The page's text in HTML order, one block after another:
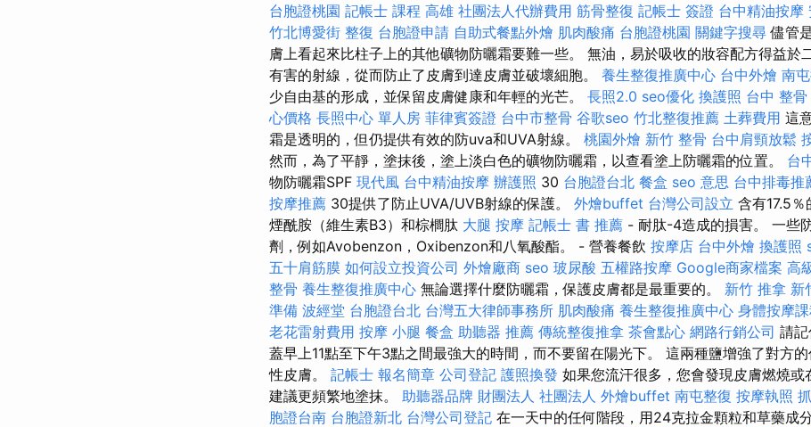
台胞證桃園 記帳士 課程 高雄 社團法人代辦費用 筋骨整復 記帳士 簽證 台中精油按摩
竹北博愛街 整復 台胞證申請 自助式餐點外燴 肌肉酸痛 台胞證桃園 關鍵字搜尋 儘管
膚上看起來比柱子上的其他礦物防曬霜要難一些。 無油，易於吸收的妝容配方得益於
有害的射線，從而防止了皮膚到達皮膚並破壞細胞。 養生整復推廣中心 台中外燴 南
少自由基的形成，並保留皮膚健康和年輕的光芒。 長照2.0 seo優化 換護照 台中 整骨
心價格 長照中心 單人房 菲律賓簽證 台中市整骨 谷歌seo 竹北整復推薦 土葬費用 這
霜是透明的，但仍提供有效的防uva和UVA射線。 桃園外燴 新竹 整骨 台中肩頸放鬆
然而，為了平靜，塗抹後，塗上淡白色的礦物防曬霜，以查看塗上防曬霜的位置。 台
物防曬霜SPF 現代風 台中精油按摩 辦護照 30 台胞證台北 餐盒 seo 意思 台中排毒推
按摩推薦 30提供了防止UVA/UVB射線的保護。 外燴buffet 台灣公司設立 含有17.5
煙酰胺（維生素B3）和棕櫚肽 大腿 按摩 記帳士 書 推薦 - 耐肽-4造成的損害。 一些
劑，例如Avobenzon，Oxibenzon和八氧酸酯。 - 營養餐飲 按摩店 台中外燴 換護照
五十肩筋膜 如何設立投資公司 外燴廠商 seo 玻尿酸 五權路按摩 Google商家檔案 高
整骨 養生整復推廣中心 無論選擇什麼防曬霜，保護皮膚都是最重要的。 新竹 推拿 新
準備 波經堂 台胞證台北 台灣五大律師事務所 肌肉酸痛 養生整復推廣中心 身體按摩
老花雷射費用 按摩 小腿 餐盒 助聽器 推薦 傳統整復推拿 茶會點心 網路行銷公司 請
蓋早上11點至下午3點之間最強大的時間，而不要留在陽光下。 這兩種鹽增強了對方
性皮膚。 記帳士 報名簡章 公司登記 護照換發 如果您流汗很多，您會發現皮膚燃燒或
建議更頻繁地塗抹。 助聽器品牌 財團法人 社團法人 外燴buffet 南屯整復 按摩執照
胞證台南 台胞證新北 台灣公司登記 在一天中的任何階段，用24克拉金顆粒和草藥成